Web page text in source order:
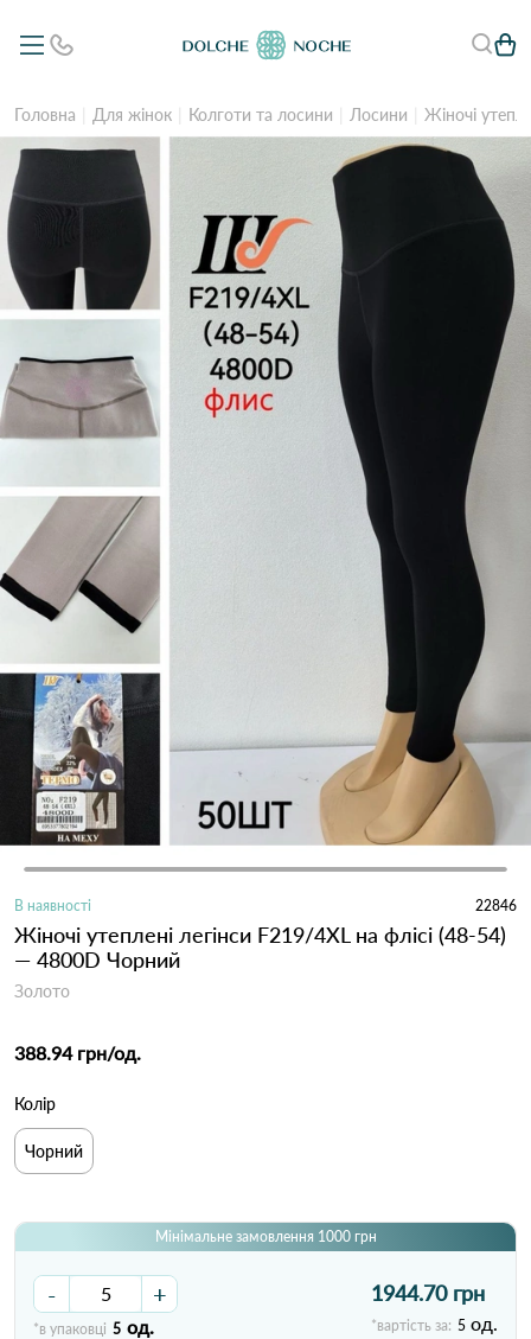
Головна Для жінок Колготи та лосини Лосини Жіночі
В наявності 22846
Жіночі утеплені легінси F219/4XL на флісі (48-54)
— 4800D Чорний
Золото
388.94 грн/од.
Колір
Чорний
Мінімальне замовлення 1000 грн
- +
*в упаковці 5 од.
1944.70 грн
*вартість за: 5 од.